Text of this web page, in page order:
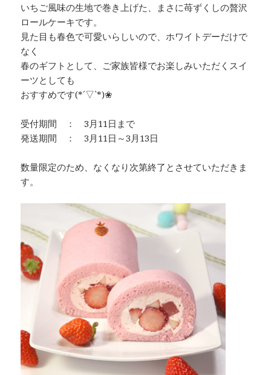
いちご風味の生地で巻き上げた、まさに苺ずくしの贅沢
ロールケーキです。
見た目も春色で可愛いらしいので、ホワイトデーだけで
なく
春のギフトとして、ご家族皆様でお楽しみいただくスイ
ーツとしても
おすすめです(*´▽`*)❀
受付期間 ： 3月11日まで
発送期間 ： 3月11日～3月13日
数量限定のため、なくなり次第終了とさせていただきま
す。